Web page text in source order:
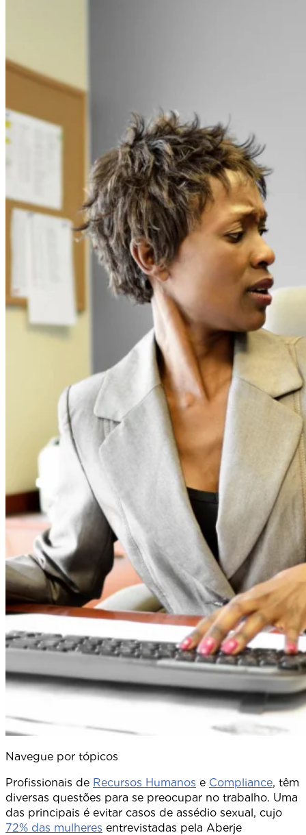
Navegue por tópicos
Profissionais de Recursos Humanos e Compliance, têm
diversas questões para se preocupar no trabalho. Uma
das principais é evitar casos de assédio sexual, cujo
72% das mulheres entrevistadas pela Aberje